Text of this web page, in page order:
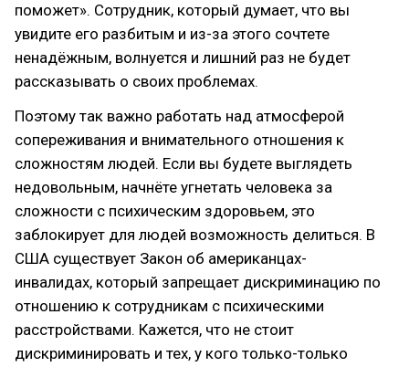
поможет». Сотрудник, который думает, что вы
увидите его разбитым и из-за этого сочтете
ненадёжным, волнуется и лишний раз не будет
рассказывать о своих проблемах.
Поэтому так важно работать над атмосферой
сопереживания и внимательного отношения к
сложностям людей. Если вы будете выглядеть
недовольным, начнёте угнетать человека за
сложности с психическим здоровьем, это
заблокирует для людей возможность делиться. В
США существует Закон об американцах-
инвалидах, который запрещает дискриминацию по
отношению к сотрудникам с психическими
расстройствами. Кажется, что не стоит
дискриминировать и тех, у кого только-только